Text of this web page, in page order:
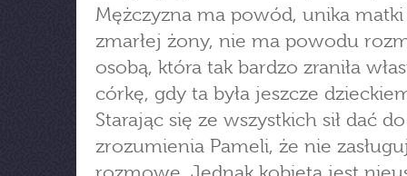
Mężczyzna ma powód, unika
zmarłej żony, nie ma powodu
osobą, która tak bardzo zraniła
córkę, gdy ta była jeszcze
Starając się ze wszystkich sił dać do
zrozumienia Pameli, że nie